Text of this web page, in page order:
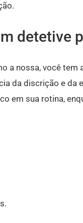
detetive
a nossa, você tem
da discrição e da
em sua rotina,